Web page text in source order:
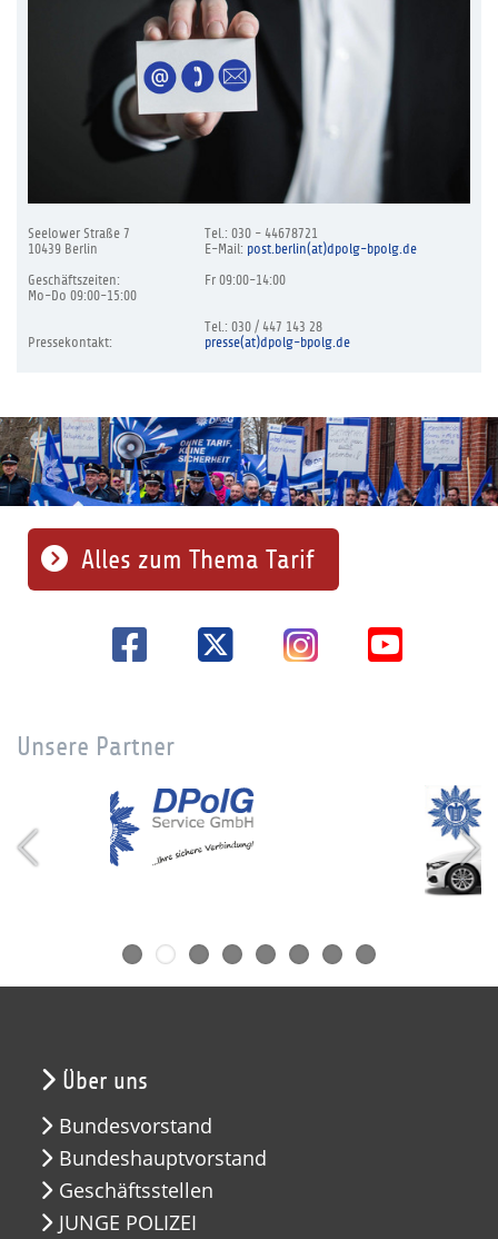
Seelower Straße 7
10439 Berlin
Geschäftszeiten:
Mo-Do 09:00-15:00
Pressekontakt:
Tel.: 030 - 44678721
E-Mail: post.berlin(at)dpolg-bpolg.de
Fr 09:00-14:00
Tel.: 030 / 447 143 28
presse(at)dpolg-bpolg.de
Alles zum Thema Tarif
Unsere Partner
Über uns
Bundesvorstand
Bundeshauptvorstand
Geschäftsstellen
JUNGE POLIZEI